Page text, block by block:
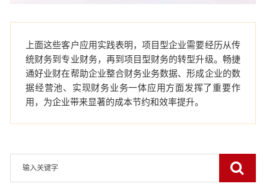
上面这些客户应用实践表明，项目型企业需要经历从传
统财务到专业财务，再到项目型财务的转型升级。畅捷
通好业财在帮助企业整合财务业务数据、形成企业的数
据经营池、实现财务业务一体应用方面发挥了重要作
用，为企业带来显著的成本节约和效率提升。